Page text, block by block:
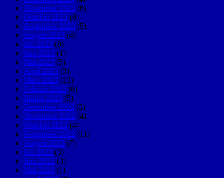
November 2023 (6)
Oktober 2023 (6)
September 2023 (5)
August 2023 (4)
Juli 2023 (8)
Juni 2023 (1)
Mai 2023 (5)
April 2023 (3)
März 2023 (12)
Februar 2023 (6)
Januar 2023 (5)
Dezember 2022 (2)
November 2022 (4)
Oktober 2022 (4)
September 2022 (11)
August 2022 (7)
Juli 2022 (3)
Juni 2022 (3)
Mai 2022 (1)